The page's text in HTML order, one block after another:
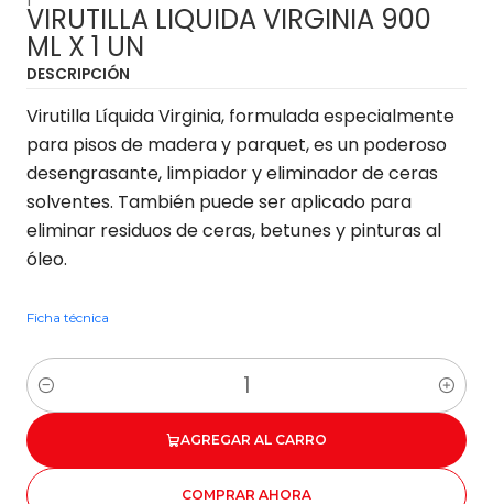
VIRUTILLA LIQUIDA VIRGINIA 900
ML X 1 UN
DESCRIPCIÓN
Virutilla Líquida Virginia, formulada especialmente
para pisos de madera y parquet, es un poderoso
desengrasante, limpiador y eliminador de ceras
solventes. También puede ser aplicado para
eliminar residuos de ceras, betunes y pinturas al
óleo.
Ficha técnica
Cantidad
AGREGAR AL CARRO
COMPRAR AHORA